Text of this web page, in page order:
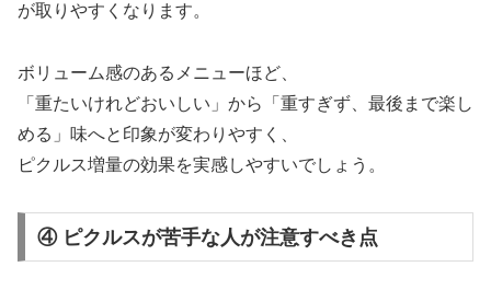
が取りやすくなります。
ボリューム感のあるメニューほど、
「重たいけれどおいしい」から「重すぎず、最後まで楽し
める」味へと印象が変わりやすく、
ピクルス増量の効果を実感しやすいでしょう。
④ ピクルスが苦手な人が注意すべき点